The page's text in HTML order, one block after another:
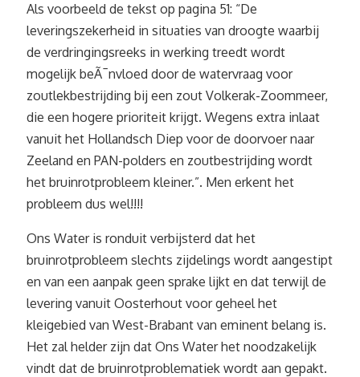
Als voorbeeld de tekst op pagina 51: “De
leveringszekerheid in situaties van droogte waarbij
de verdringingsreeks in werking treedt wordt
mogelijk beÃ¯nvloed door de watervraag voor
zoutlekbestrijding bij een zout Volkerak-Zoommeer,
die een hogere prioriteit krijgt. Wegens extra inlaat
vanuit het Hollandsch Diep voor de doorvoer naar
Zeeland en PAN-polders en zoutbestrijding wordt
het bruinrotprobleem kleiner.”. Men erkent het
probleem dus wel!!!!
Ons Water is ronduit verbijsterd dat het
bruinrotprobleem slechts zijdelings wordt aangestipt
en van een aanpak geen sprake lijkt en dat terwijl de
levering vanuit Oosterhout voor geheel het
kleigebied van West-Brabant van eminent belang is.
Het zal helder zijn dat Ons Water het noodzakelijk
vindt dat de bruinrotproblematiek wordt aan gepakt.